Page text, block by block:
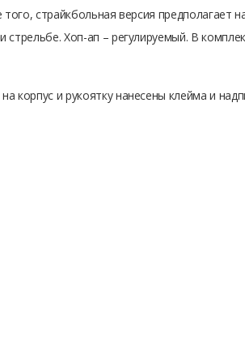
страйкбольная версия предполагает
Хоп-ап – регулируемый. В
корпус и рукоятку нанесены клейма и